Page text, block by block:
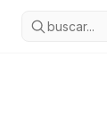
buscar...